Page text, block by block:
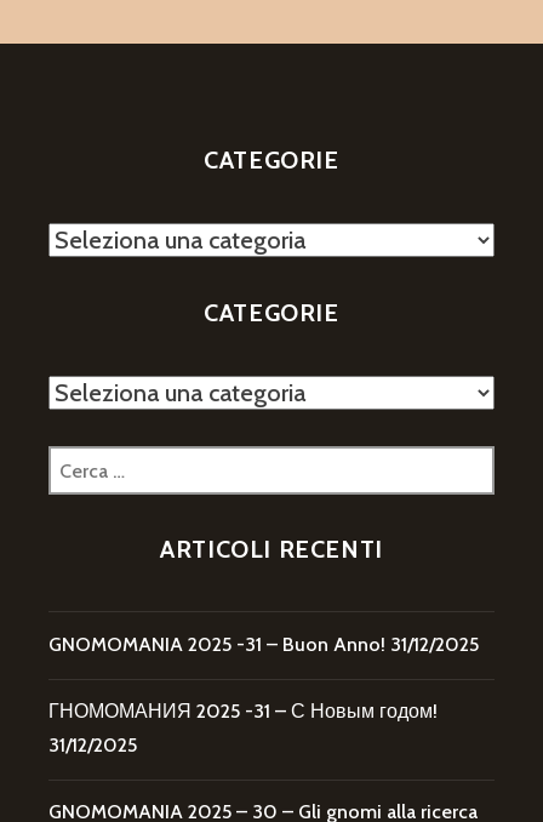
CATEGORIE
Categorie
CATEGORIE
Categorie
Ricerca
per:
ARTICOLI RECENTI
GNOMOMANIA 2025 -31 – Buon Anno! 31/12/2025
ГНОМОМАНИЯ 2025 -31 – С Новым годом!
31/12/2025
GNOMOMANIA 2025 – 30 – Gli gnomi alla ricerca